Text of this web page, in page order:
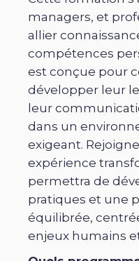
managers, et
allier
compétences
est conçue pour
développer leur
leur
dans un
exigeant.
expérience
permettra de
pratiques et une
équilibrée,
enjeux humains